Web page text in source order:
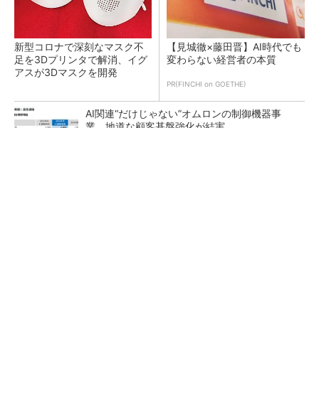
新型コロナで深刻なマスク不
足を3Dプリンタで解消、イグ
アスが3Dマスクを開発
【見城徹×藤田晋】AI時代でも
変わらない経営者の本質
PR(FINCHI on GOETHE)
AI関連“だけじゃない”オムロンの制御機器事
業、地道な顧客基盤強化が結実